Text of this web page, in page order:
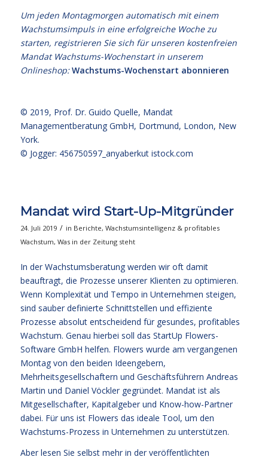
Um jeden Montagmorgen automatisch mit einem
Wachstumsimpuls in eine erfolgreiche Woche zu
starten, registrieren Sie sich für unseren kostenfreien
Mandat Wachstums-Wochenstart in unserem
Onlineshop:Wachstums-Wochenstart abonnieren
© 2019, Prof. Dr. Guido Quelle, Mandat
Managementberatung GmbH, Dortmund, London, New
York.
© Jogger: 456750597_anyaberkut istock.com
Mandat wird Start-Up-Mitgründer
24. Juli 2019 / in Berichte, Wachstumsintelligenz & profitables
Wachstum, Was in der Zeitung steht
In der Wachstumsberatung werden wir oft damit
beauftragt, die Prozesse unserer Klienten zu optimieren.
Wenn Komplexität und Tempo in Unternehmen steigen,
sind sauber definierte Schnittstellen und effiziente
Prozesse absolut entscheidend für gesundes, profitables
Wachstum. Genau hierbei soll das StartUp Flowers-
Software GmbH helfen. Flowers wurde am vergangenen
Montag von den beiden Ideengebern,
Mehrheitsgesellschaftern und Geschäftsführern Andreas
Martin und Daniel Vöckler gegründet. Mandat ist als
Mitgesellschafter, Kapitalgeber und Know-how-Partner
dabei. Für uns ist Flowers das ideale Tool, um den
Wachstums-Prozess in Unternehmen zu unterstützen.
Aber lesen Sie selbst mehr in der veröffentlichten